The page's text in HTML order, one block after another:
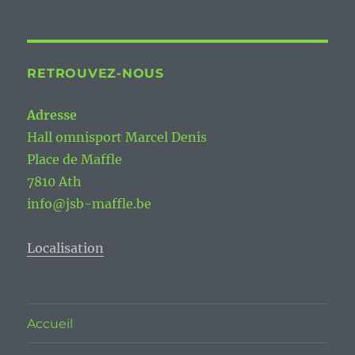
RETROUVEZ-NOUS
Adresse
Hall omnisport Marcel Denis
Place de Maffle
7810 Ath
info@jsb-maffle.be
Localisation
Accueil